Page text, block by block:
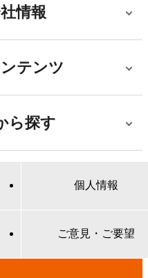
情報
テンツ
ら探す
個人情報
ご意見・ご要望